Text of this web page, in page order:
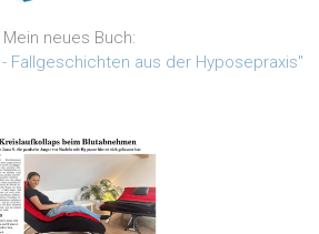
Mein neues Buch:
Fallgeschichten aus der Hyposepraxis"